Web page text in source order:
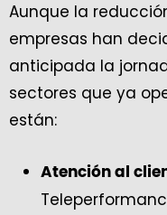
Aunque la
empresas han
anticipada la
sectores que ya
están:
Atención al